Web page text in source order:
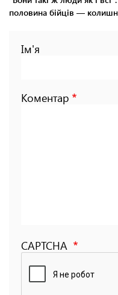
половина бійців —
Ім'я
Коментар
CAPTCHA